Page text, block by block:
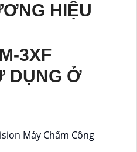
HIỆU
3XF
DỤNG Ở